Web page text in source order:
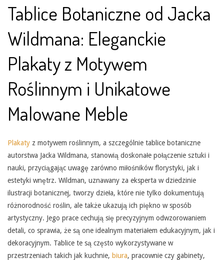
Tablice Botaniczne od Jacka
Wildmana: Eleganckie
Plakaty z Motywem
Roślinnym i Unikatowe
Malowane Meble
Plakaty z motywem roślinnym, a szczególnie tablice botaniczne
autorstwa Jacka Wildmana, stanowią doskonałe połączenie sztuki i
nauki, przyciągając uwagę zarówno miłośników florystyki, jak i
estetyki wnętrz. Wildman, uznawany za eksperta w dziedzinie
ilustracji botanicznej, tworzy dzieła, które nie tylko dokumentują
różnorodność roślin, ale także ukazują ich piękno w sposób
artystyczny. Jego prace cechują się precyzyjnym odwzorowaniem
detali, co sprawia, że są one idealnym materiałem edukacyjnym, jak i
dekoracyjnym. Tablice te są często wykorzystywane w
przestrzeniach takich jak kuchnie, biura, pracownie czy gabinety,